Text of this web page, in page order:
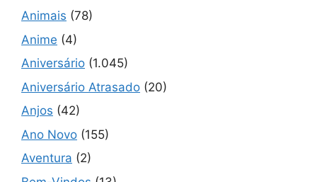
Animais (78)
Anime (4)
Aniversário (1.045)
Aniversário Atrasado (20)
Anjos (42)
Ano Novo (155)
Aventura (2)